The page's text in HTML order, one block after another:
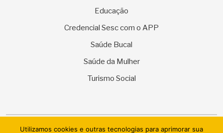
Educação
Credencial Sesc com o APP
Saúde Bucal
Saúde da Mulher
Turismo Social
© 2026 SESC Sergipe - Serviço Social do Comércio. Todos os
Utilizamos cookies e outras tecnologias para aprimorar sua